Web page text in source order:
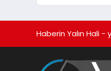
Haberin Yalın Hali -